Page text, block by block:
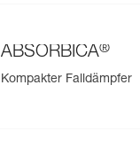
ABSORBICA®
Kompakter Falldämpfer